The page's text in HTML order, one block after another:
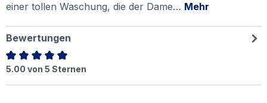
einer tollen Waschung, die der Dame… Mehr
Bewertungen
Durchschnittliche Bewertung von 5 von 5 Sternen
5.00 von 5 Sternen